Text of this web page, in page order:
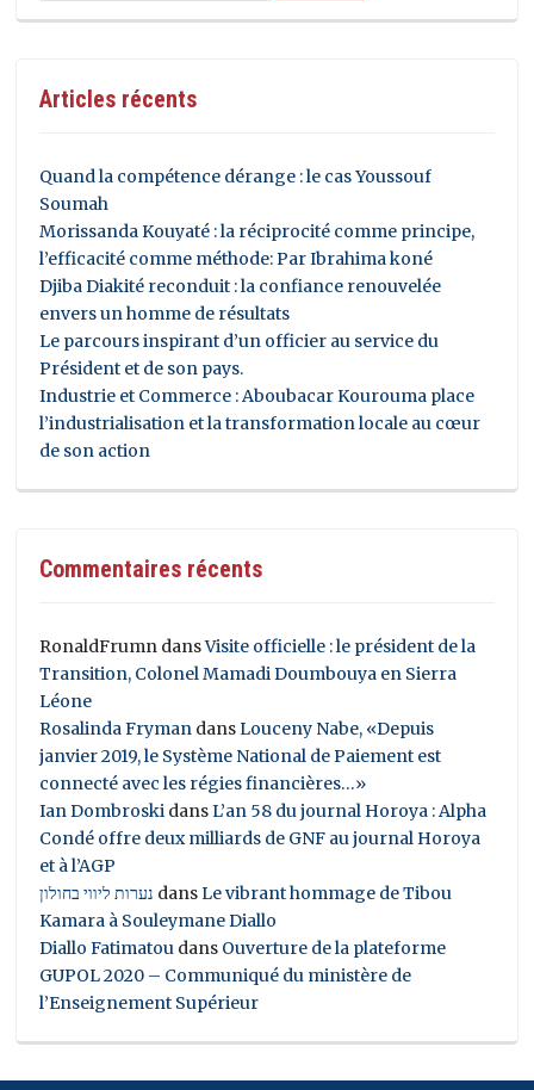
Articles récents
Quand la compétence dérange : le cas Youssouf
Soumah
Morissanda Kouyaté : la réciprocité comme principe,
l’efficacité comme méthode: Par Ibrahima koné
Djiba Diakité reconduit : la confiance renouvelée
envers un homme de résultats
Le parcours inspirant d’un officier au service du
Président et de son pays.
Industrie et Commerce : Aboubacar Kourouma place
l’industrialisation et la transformation locale au cœur
de son action
Commentaires récents
RonaldFrumn dansVisite officielle : le président de la
Transition, Colonel Mamadi Doumbouya en Sierra
Léone
Rosalinda Fryman dansLouceny Nabe, «Depuis
janvier 2019, le Système National de Paiement est
connecté avec les régies financières…»
Ian Dombroski dansL’an 58 du journal Horoya : Alpha
Condé offre deux milliards de GNF au journal Horoya
et à l’AGP
נערות ליווי בחולון dansLe vibrant hommage de Tibou
Kamara à Souleymane Diallo
Diallo Fatimatou dans Ouverture de la plateforme
GUPOL 2020 – Communiqué du ministère de
l’Enseignement Supérieur